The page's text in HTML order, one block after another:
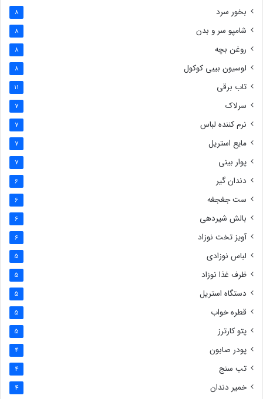
بخور سرد 8
شامپو سر و بدن 8
روغن بچه 8
لوسیون بیبی کوکول 8
تاب برقی 11
سرلاک 7
نرم کننده لباس 7
مایع استریل 7
پوار بینی 7
دندان گیر 6
ست جغجغه 6
بالش شیردهی 6
آویز تخت نوزاد 6
لباس نوزادی 5
ظرف غذا نوزاد 5
دستگاه استریل 5
قطره خواب 5
پتو کارترز 5
پودر صابون 4
تب سنج 4
خمیر دندان 4